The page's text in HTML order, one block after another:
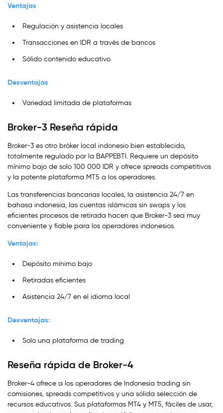
Ventajas
Regulación y asistencia locales
Transacciones en IDR a través de bancos
Sólido contenido educativo
Desventajas
Variedad limitada de plataformas
Broker-3 Reseña rápida
Broker-3 es otro bróker local indonesio bien establecido,
totalmente regulado por la BAPPEBTI. Requiere un depósito
mínimo bajo de solo 100 000 IDR y ofrece spreads competitivos
y la potente plataforma MT5 a los operadores.
Las transferencias bancarias locales, la asistencia 24/7 en
bahasa indonesia, las cuentas islámicas sin swaps y los
eficientes procesos de retirada hacen que Broker-3 sea muy
conveniente y fiable para los operadores indonesios.
Ventajas:
Depósito mínimo bajo
Retiradas eficientes
Asistencia 24/7 en el idioma local
Desventajas:
Solo una plataforma de trading
Reseña rápida de Broker-4
Broker-4 ofrece a los operadores de Indonesia trading sin
comisiones, spreads competitivos y una sólida selección de
recursos educativos. Sus plataformas MT4 y MT5, fáciles de usar,